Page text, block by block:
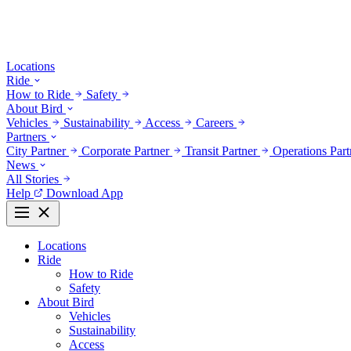
Locations
Ride
How to Ride
Safety
About Bird
Vehicles
Sustainability Access
Careers
Partners
City Partner
Corporate Partner Transit Partner
Operations
News
All Stories
Help
Download App
Locations
Ride
How to Ride
Safety
About Bird
Vehicles
Sustainability
Access